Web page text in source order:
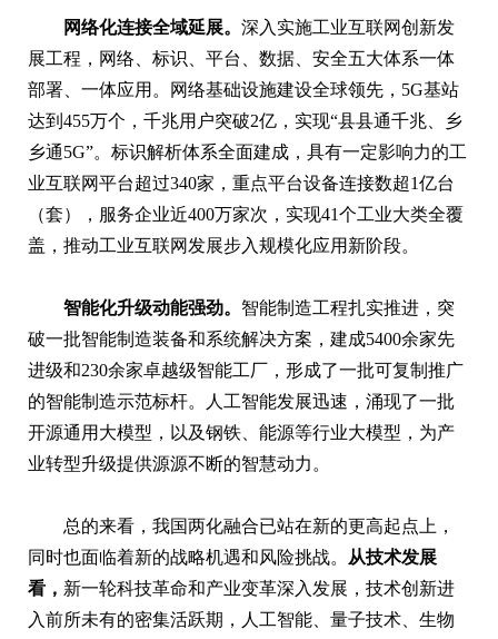
网络化连接全域延展。 深入实施工业互联网创新发
展工程，网络、标识、平台、数据、安全五大体系一体
部署、一体应用。网络基础设施建设全球领先，5G基站
达到455万个，千兆用户突破2亿，实现“县县通千兆、乡
乡通5G”。标识解析体系全面建成，具有一定影响力的工
业互联网平台超过340家，重点平台设备连接数超1亿台
（套），服务企业近400万家次，实现41个工业大类全覆
盖，推动工业互联网发展步入规模化应用新阶段。
智能化升级动能强劲。 智能制造工程扎实推进，突
破一批智能制造装备和系统解决方案，建成5400余家先
进级和230余家卓越级智能工厂，形成了一批可复制推广
的智能制造示范标杆。人工智能发展迅速，涌现了一批
开源通用大模型，以及钢铁、能源等行业大模型，为产
业转型升级提供源源不断的智慧动力。
总的来看，我国两化融合已站在新的更高起点上，
同时也面临着新的战略机遇和风险挑战。
从技术发展
看， 新一轮科技革命和产业变革深入发展，技术创新进
入前所未有的密集活跃期，人工智能、量子技术、生物